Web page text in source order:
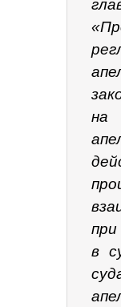
на
в